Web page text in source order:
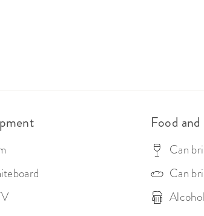
her.)
konto @stolavsplasseventlokale för
Food
Can
Can